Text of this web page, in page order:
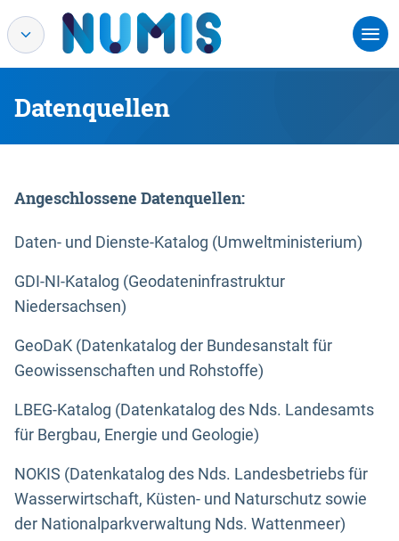
Datenquellen
Angeschlossene Datenquellen:
Daten- und Dienste-Katalog (Umweltministerium)
GDI-NI-Katalog (Geodateninfrastruktur
Niedersachsen)
GeoDaK (Datenkatalog der Bundesanstalt für
Geowissenschaften und Rohstoffe)
LBEG-Katalog (Datenkatalog des Nds. Landesamts
für Bergbau, Energie und Geologie)
NOKIS (Datenkatalog des Nds. Landesbetriebs für
Wasserwirtschaft, Küsten- und Naturschutz sowie
der Nationalparkverwaltung Nds. Wattenmeer)